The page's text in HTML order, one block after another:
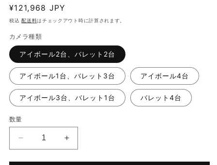
で
メ
デ
ア
(1)
を
開
く
通
常
格
¥121,968 JPY
税込配送料はチェックアウト時に計算されます。
カメラ種類
アイボール2台、バレット2台
アイボール1台、バレット3台 アイボール4台
アイボール3台、バレット1台 バレット4台
数量
ア